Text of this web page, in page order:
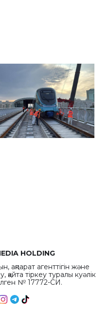
HOLDING
ақпарат агенттігін және
тіркеу туралы куәлік
№ 17772-СИ.